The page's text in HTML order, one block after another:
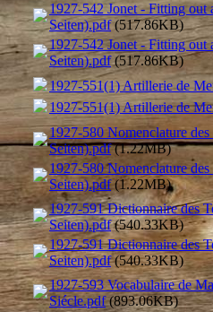
1927-542 Jonet - Fitting out
Seiten).pdf(517.86KB)
1927-542 Jonet - Fitting out
Seiten).pdf(517.86KB)
1927-551(1) Artillerie de
1927-551(1) Artillerie de
1927-580 Nomenclature
Seiten).pdf(1.22MB)
1927-580 Nomenclature
Seiten).pdf(1.22MB)
1927-591 Dictionnaire des
Seiten).pdf(540.33KB)
1927-591 Dictionnaire des
Seiten).pdf(540.33KB)
1927-593 Vocabulaire de
Siécle.pdf(893.06KB)